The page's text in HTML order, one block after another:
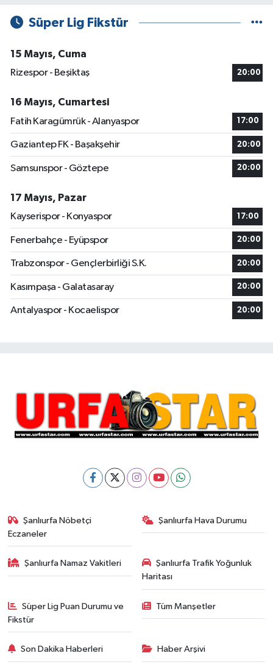
Süper Lig Fikstür
15 Mayıs, Cuma
Rizespor - Beşiktaş
20:00
16 Mayıs, Cumartesi
Fatih Karagümrük - Alanyaspor
17:00
Gaziantep FK - Başakşehir 20:00
Samsunspor - Göztepe 20:00
17 Mayıs, Pazar
Kayserispor - Konyaspor
17:00
Fenerbahçe - Eyüpspor 20:00
Trabzonspor - Gençlerbirliği S.K. 20:00
Kasımpaşa - Galatasaray 20:00
Antalyaspor - Kocaelispor 20:00
Şanlıurfa Nöbetçi
Eczaneler
Şanlıurfa Hava Durumu
Şanlıurfa Namaz Vakitleri
Şanlıurfa Trafik Yoğunluk
Haritası
Süper Lig Puan Durumu ve
Fikstür
Tüm Manşetler
Son Dakika Haberleri Haber Arşivi